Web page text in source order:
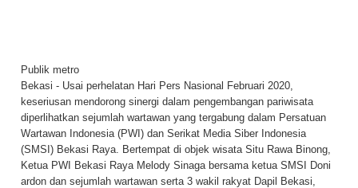
Publik metro
Bekasi - Usai perhelatan Hari Pers Nasional Februari 2020,
keseriusan mendorong sinergi dalam pengembangan pariwisata
diperlihatkan sejumlah wartawan yang tergabung dalam Persatuan
Wartawan Indonesia (PWI) dan Serikat Media Siber Indonesia
(SMSI) Bekasi Raya. Bertempat di objek wisata Situ Rawa Binong,
Ketua PWI Bekasi Raya Melody Sinaga bersama ketua SMSI Doni
ardon dan sejumlah wartawan serta 3 wakil rakyat Dapil Bekasi,